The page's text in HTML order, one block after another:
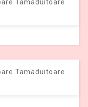
Tamaduitoare
Tamaduitoare